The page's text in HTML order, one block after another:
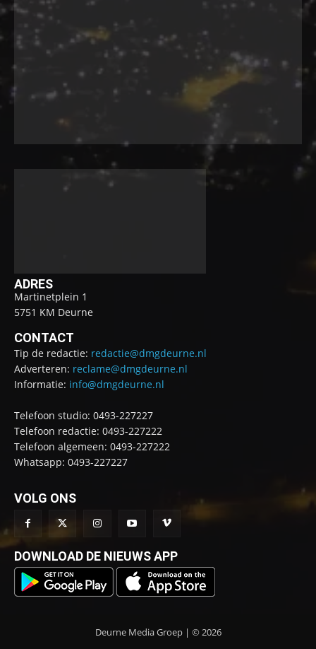
ADRES
Martinetplein 1
5751 KM Deurne
CONTACT
Tip de redactie: redactie@dmgdeurne.nl
Adverteren: reclame@dmgdeurne.nl
Informatie: info@dmgdeurne.nl
Telefoon studio: 0493-227227
Telefoon redactie: 0493-227222
Telefoon algemeen: 0493-227222
Whatsapp: 0493-227227
VOLG ONS
DOWNLOAD DE NIEUWS APP
Deurne Media Groep | © 2026